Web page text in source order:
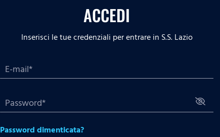
ACCEDI
Inserisci le tue credenziali per entrare in S.S. Lazio
Password dimenticata?